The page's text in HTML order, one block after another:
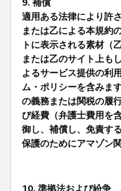
9. 補償
適用ある法律により許
または乙による本規約
トに表示される素材（
または乙のサイト上も
よるサービス提供の利
ム・ポリシーを含みま
の義務または関税の履
び経費（弁護士費用を
御し、補償し、免責す
保護のためにアマゾン
10. 準拠法および紛争